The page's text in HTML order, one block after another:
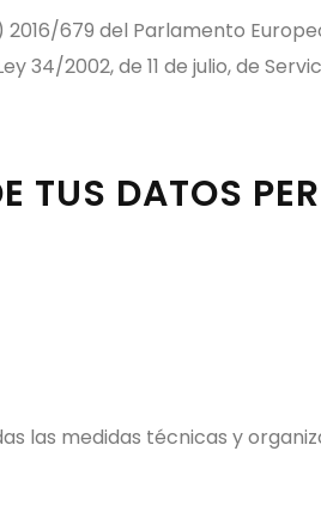
679 del Parlamento
2002, de 11 de julio, de
TUS DATOS
las medidas técnicas y